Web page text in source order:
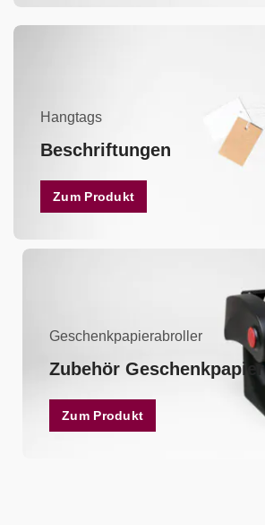
Hangtags
Beschriftungen
Zum Produkt
Geschenkpapierabroller
Zubehör Geschenkpapier
Zum Produkt